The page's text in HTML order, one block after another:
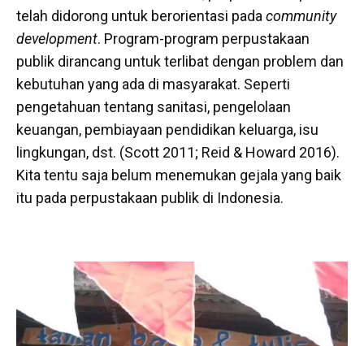
telah didorong untuk berorientasi pada community
development. Program-program perpustakaan
publik dirancang untuk terlibat dengan problem dan
kebutuhan yang ada di masyarakat. Seperti
pengetahuan tentang sanitasi, pengelolaan
keuangan, pembiayaan pendidikan keluarga, isu
lingkungan, dst. (Scott 2011; Reid & Howard 2016).
Kita tentu saja belum menemukan gejala yang baik
itu pada perpustakaan publik di Indonesia.